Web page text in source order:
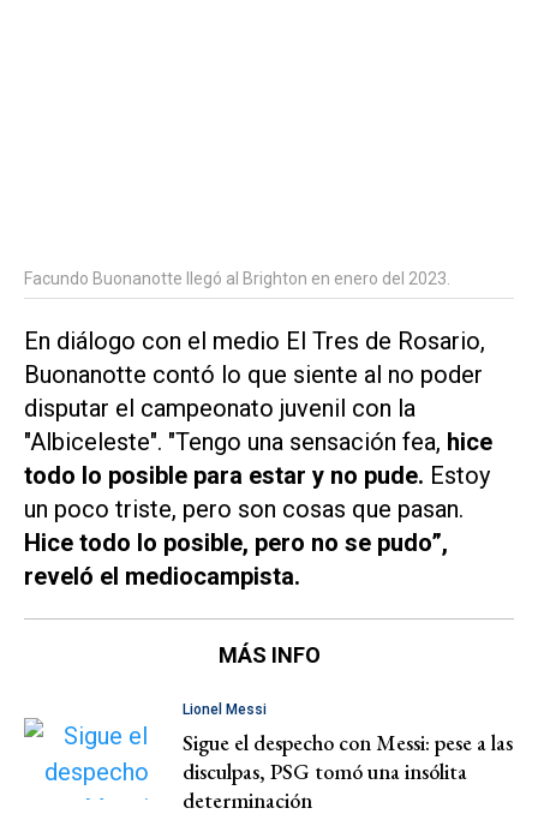
Facundo Buonanotte llegó al Brighton en enero del 2023.
En diálogo con el medio El Tres de Rosario,
Buonanotte contó lo que siente al no poder
disputar el campeonato juvenil con la
"Albiceleste". "Tengo una sensación fea, hice
todo lo posible para estar y no pude. Estoy
un poco triste, pero son cosas que pasan.
Hice todo lo posible, pero no se pudo”,
reveló el mediocampista.
MÁS INFO
Lionel Messi
Sigue el despecho con Messi: pese a las
disculpas, PSG tomó una insólita
determinación